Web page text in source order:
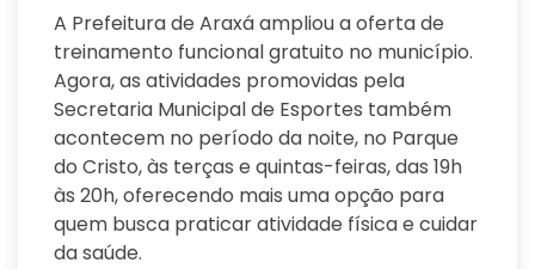
A Prefeitura de Araxá ampliou a oferta de
treinamento funcional gratuito no município.
Agora, as atividades promovidas pela
Secretaria Municipal de Esportes também
acontecem no período da noite, no Parque
do Cristo, às terças e quintas-feiras, das 19h
às 20h, oferecendo mais uma opção para
quem busca praticar atividade física e cuidar
da saúde.